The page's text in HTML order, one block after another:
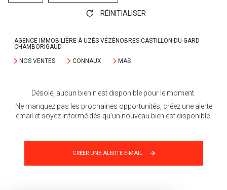
RÉINITIALISER
AGENCE IMMOBILIÈRE À UZÈS VÉZÉNOBRES CASTILLON-DU-GARD
CHAMBORIGAUD
NOS VENTES
CONNAUX MAS
Désolé, aucun bien n'est disponible pour le moment.
Ne manquez pas les prochaines opportunités, créez une alerte
email et soyez informé dès qu'un nouveau bien est disponible.
CRÉER UNE ALERTE E-MAIL